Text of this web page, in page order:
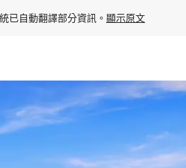
已自動翻譯部分資訊。 顯示原文